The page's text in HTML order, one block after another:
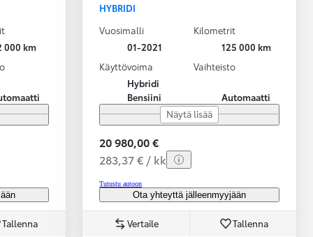
000 km
Tallenna
HYBRIDI
Vuosimalli
01-2021
Kilometrit
125 000 km
Käyttövoima
Hybridi
Bensiini
Vaihteisto
Automaatti
Näytä lisää
20 980,00 €
283,37 € / kk
Tutustu autoon
Ota yhteyttä jälleenmyyjään
Vertaile Tallenna